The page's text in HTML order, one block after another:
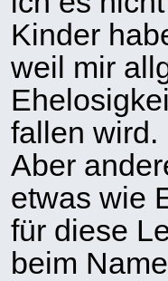
Kinder
weil mir
fallen wird.
Aber
etwas wie
für diese
beim